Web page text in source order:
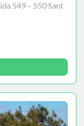
549 – 550 Sant